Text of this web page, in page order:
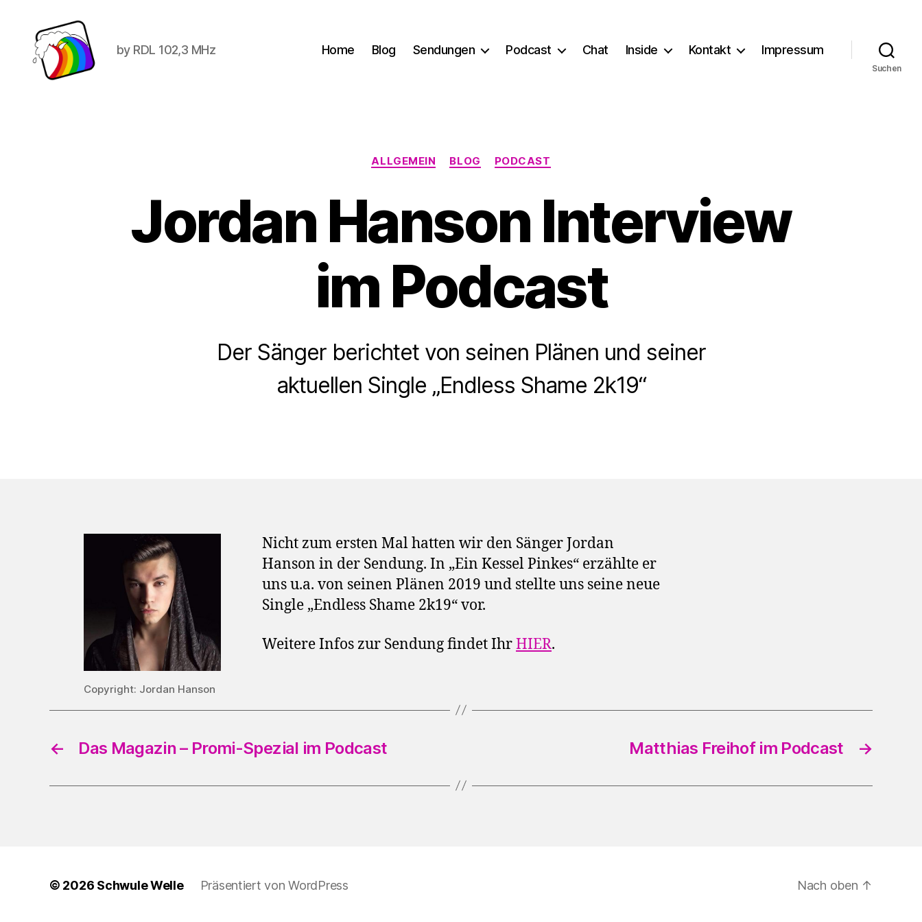
by RDL 102,3 MHz Home Blog Sendungen Podcast Chat Inside Kontakt Impressum
Suchen
Kategorien
ALLGEMEIN BLOG PODCAST
Jordan Hanson Interview
im Podcast
Der Sänger berichtet von seinen Plänen und seiner
aktuellen Single „Endless Shame 2k19“
Copyright: Jordan Hanson
Nicht zum ersten Mal hatten wir den Sänger Jordan
Hanson in der Sendung. In „Ein Kessel Pinkes“ erzählte er
uns u.a. von seinen Plänen 2019 und stellte uns seine neue
Single „Endless Shame 2k19“ vor.
Weitere Infos zur Sendung findet IhrHIER.
← Das Magazin – Promi-Spezial im Podcast →
Matthias Freihof im Podcast
© 2026 Schwule Welle Präsentiert von WordPress Nach oben ↑